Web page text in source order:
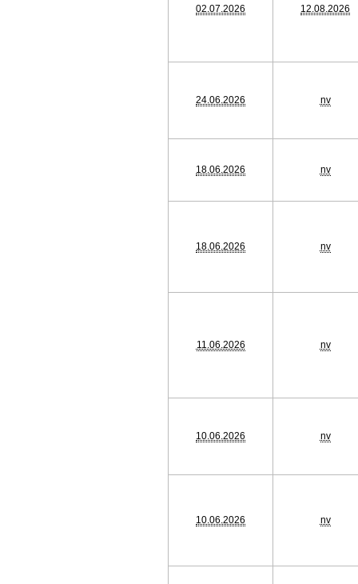
02.07.2026 12.08.2026
24.06.2026 nv
18.06.2026 nv
18.06.2026 nv
11.06.2026 nv
10.06.2026 nv
10.06.2026 nv